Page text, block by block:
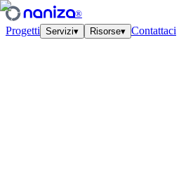
®
Progetti Servizi▾ Risorse▾ Contattaci
Servizi